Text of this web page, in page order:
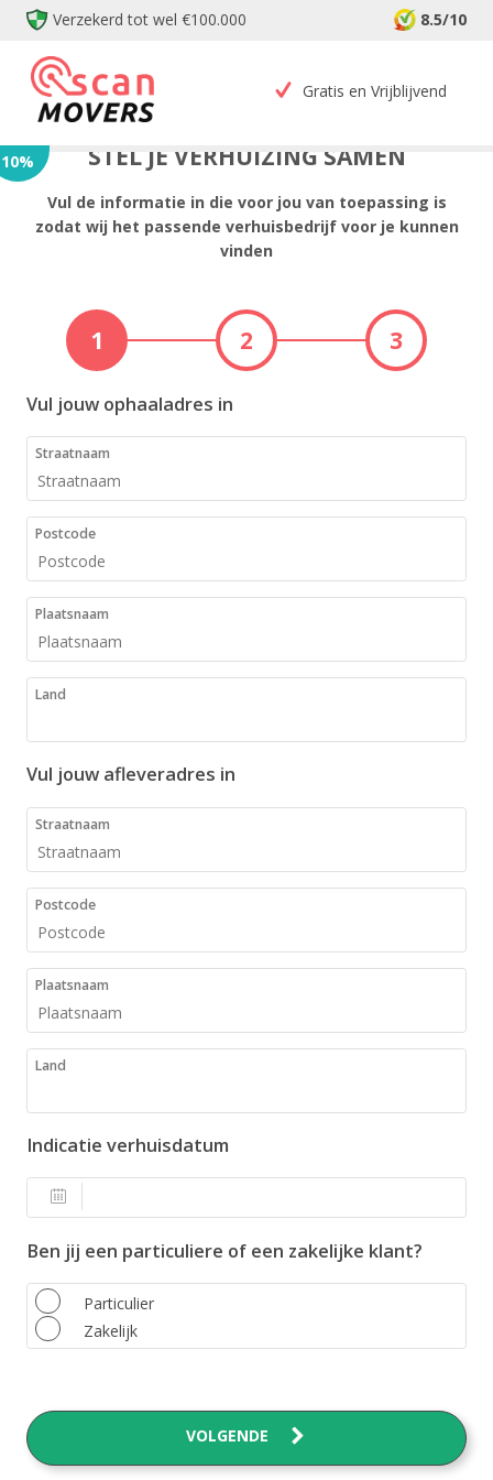
Verzekerd tot wel €100.000 8.5/10
Gratis en Vrijblijvend
10% STEL JE VERHUIZING SAMEN
Vul de informatie in die voor jou van toepassing is
zodat wij het passende verhuisbedrijf voor je kunnen
vinden
1 2 3
Vul jouw ophaaladres in
Straatnaam
Postcode
Plaatsnaam
Land
Vul jouw afleveradres in
Straatnaam
Postcode
Plaatsnaam
Land
Indicatie verhuisdatum
Ben jij een particuliere of een zakelijke klant?
Particulier
Zakelijk
VOLGENDE